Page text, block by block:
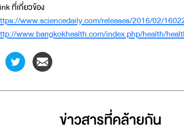
ที่เกี่ยวข้อง
www.sciencedaily.com/releases/2016/02/
www.bangkokhealth.com/index.php/health/
ข่าวสารที่่คล้ายกัน